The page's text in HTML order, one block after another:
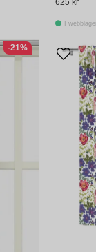
625 kr
I
-21%